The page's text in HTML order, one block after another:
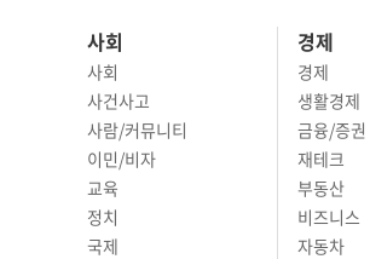
사회
사회
사건사고
사람/커뮤니티
이민/비자
교육
정치
국제
경제
경제
생활경제
금융/증권
재테크
부동산
비즈니스
자동차